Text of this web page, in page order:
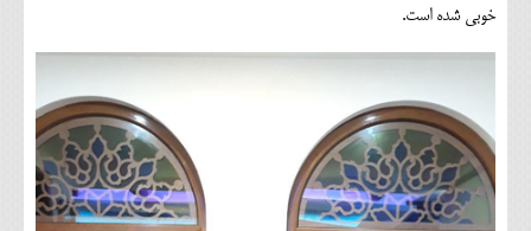
خوبی شده است.